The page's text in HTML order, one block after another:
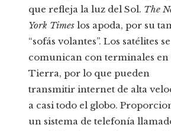
que refleja la luz del Sol. The
York Times los apoda, por su
“sofás volantes”. Los satélites se
comunican con terminales en
Tierra, por lo que pueden
transmitir internet de alta
a casi todo el globo.
un sistema de telefonía